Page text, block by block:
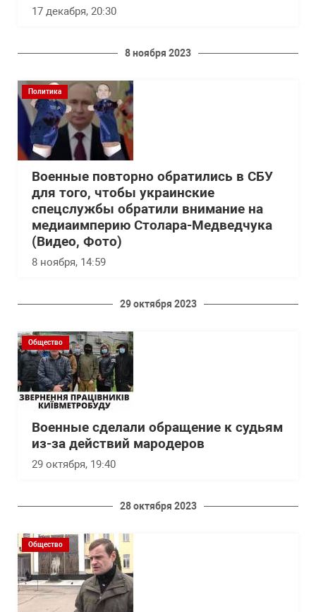
17 декабря, 20:30
8 ноября 2023
Политика
Военные повторно обратились в СБУ
для того, чтобы украинские
спецслужбы обратили внимание на
медиаимперию Столара-Медведчука
(Видео, Фото)
8 ноября, 14:59
29 октября 2023
Общество
Военные сделали обращение к судьям
из-за действий мародеров
29 октября, 19:40
28 октября 2023
Общество